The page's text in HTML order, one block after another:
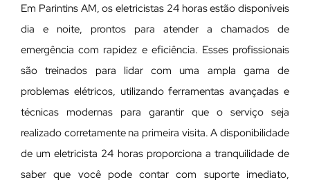
Em Parintins AM, os eletricistas 24 horas estão disponíveis
dia e noite, prontos para atender a chamados de
emergência com rapidez e eficiência. Esses profissionais
são treinados para lidar com uma ampla gama de
problemas elétricos, utilizando ferramentas avançadas e
técnicas modernas para garantir que o serviço seja
realizado corretamente na primeira visita. A disponibilidade
de um eletricista 24 horas proporciona a tranquilidade de
saber que você pode contar com suporte imediato,